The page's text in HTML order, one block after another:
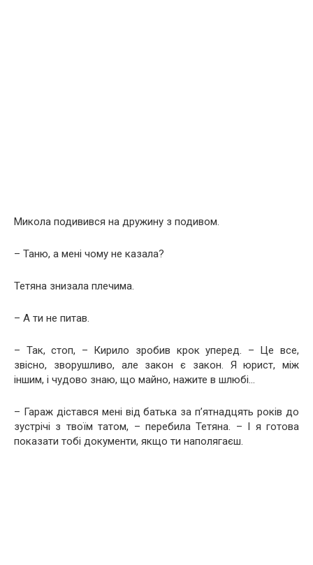
Микола подивився на дружину з подивом.
– Таню, а мені чому не казала?
Тетяна знизала плечима.
– А ти не питав.
– Так, стоп, – Кирило зробив крок уперед. – Це все,
звісно, зворушливо, але закон є закон. Я юрист, між
іншим, і чудово знаю, що майно, нажите в шлюбі…
– Гараж дістався мені від батька за п’ятнадцять років до
зустрічі з твоїм татом, – перебила Тетяна. – І я готова
показати тобі документи, якщо ти наполягаєш.